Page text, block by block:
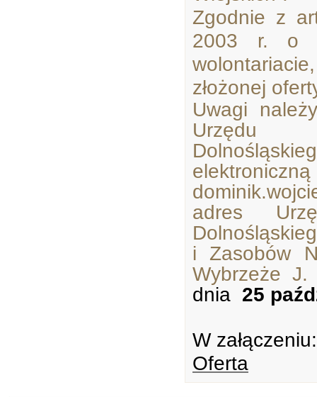
Zgodnie z
2003 r. o
złożonej
Uwagi
Urzędu
adres
i Zasobów
Wybrzeże J.
dnia 25
W załączeniu:
Oferta